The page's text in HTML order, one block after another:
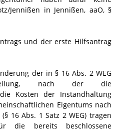
Jennißen in Jennißen, aaO, §
und der erste Hilfsantrag
der in § 16 Abs. 2 WEG
nach der die
Kosten der Instandhaltung
Eigentums nach
16 Abs. 1 Satz 2 WEG) tragen
die bereits beschlossene